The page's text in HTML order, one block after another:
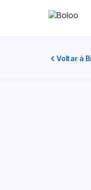
Voltar à